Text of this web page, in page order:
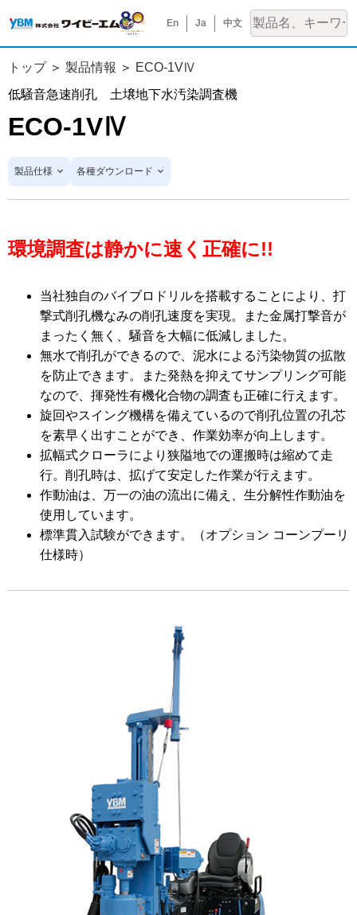
En Ja 中文
トップ 製品情報
ECO-1VⅣ
低騒音急速削孔 土壌地下水汚染調査機
ECO-1VⅣ
製品仕様 各種ダウンロード
環境調査は静かに速く正確に!!
当社独自のバイブロドリルを搭載することにより、打
撃式削孔機なみの削孔速度を実現。また金属打撃音が
まったく無く、騒音を大幅に低減しました。
無水で削孔ができるので、泥水による汚染物質の拡散
を防止できます。また発熱を抑えてサンプリング可能
なので、揮発性有機化合物の調査も正確に行えます。
旋回やスイング機構を備えているので削孔位置の孔芯
を素早く出すことができ、作業効率が向上します。
拡幅式クローラにより狭隘地での運搬時は縮めて走
行。削孔時は、拡げて安定した作業が行えます。
作動油は、万一の油の流出に備え、生分解性作動油を
使用しています。
標準貫入試験ができます。（オプション コーンプーリ
仕様時）